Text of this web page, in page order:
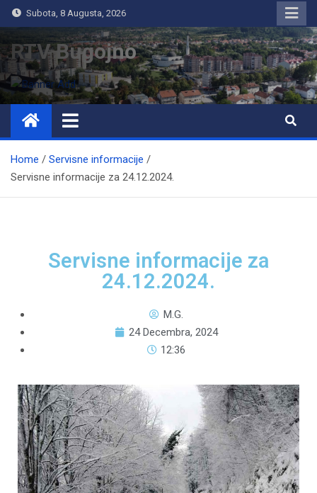
Subota, 8 Augusta, 2026
RTV Bugojno
Home
Servisne informacije
Servisne informacije za 24.12.2024.
Servisne informacije za
24.12.2024.
M.G.
24 Decembra, 2024
12:36